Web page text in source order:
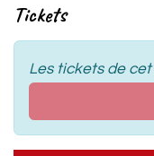
Tickets
Les tickets de